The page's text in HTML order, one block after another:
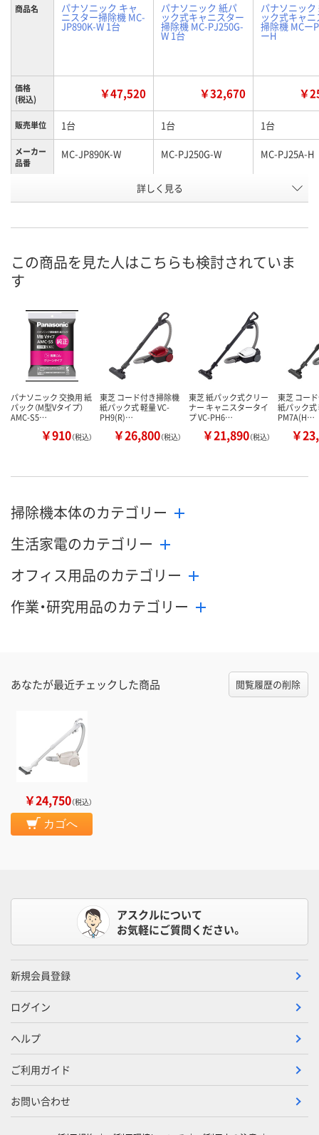
商品名 パナソニック キャ
ニスター掃除機 MC-
JP890K-W 1台
パナソニック 紙パ
ック式キャニスター
掃除機 MC-PJ250G-
W 1台
パナソニック
ック式キャ
掃除機 MCー
ーH
価格
(税込)
￥47,520 ￥32,670 ￥
販売単位 1台 1台 1台
メーカー
品番
MC-JP890K-W MC-PJ250G-W MC-PJ25A-H
APK0027 WHA6236
8月9日（日）
詳しく見る
この商品を見た人はこちらも検討されていま
す
パナソニック 交換用 紙
パック（M型Vタイプ）
AMC-S5…
￥910（税込）
東芝 コード付き掃除機
紙パック式 軽量 VC-
PH9(R)…
￥26,800（税込）
東芝 紙パック式クリー
ナー キャニスタータイ
プ VC-PH6…
￥21,890（税込）
東芝 コー
紙パック式
PM7A(H…
￥
掃除機本体のカテゴリー
生活家電のカテゴリー
オフィス用品のカテゴリー
作業・研究用品のカテゴリー
あなたが最近チェックした商品 閲覧履歴の削除
￥24,750（税込）
カゴへ
アスクルについて
お気軽にご質問ください。
新規会員登録
ログイン
ヘルプ
ご利用ガイド
お問い合わせ